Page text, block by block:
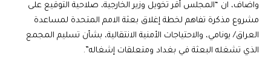
واضاف، ان “المجلس أقر تخويل وزير الخارجية، صلاحية التوقيع على
مشروع مذكرة تفاهم لخطة إغلاق بعثة الامم المتحدة لمساعدة
العراق/ يونامي، والاحتياجات الأمنية الانتقالية، بشأن تسليم المجمع
الذي تشغله البعثة في بغداد ومتعلقات إشغاله”.